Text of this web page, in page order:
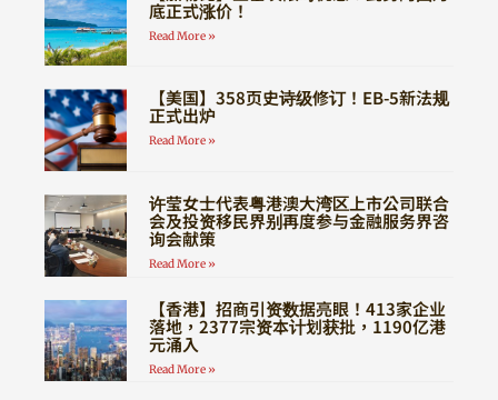
底正式涨价！
Read More »
【美国】358页史诗级修订！EB-5新法规
正式出炉
Read More »
许莹女士代表粤港澳大湾区上市公司联合
会及投资移民界别再度参与金融服务界咨
询会献策
Read More »
【香港】招商引资数据亮眼！413家企业
落地，2377宗资本计划获批，1190亿港
元涌入
Read More »